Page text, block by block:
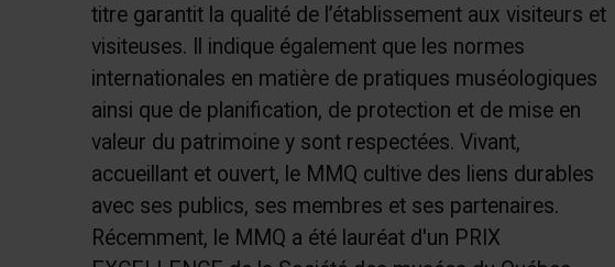
titre garantit la qualité de l’établissement aux visiteurs et
visiteuses. Il indique également que les normes
internationales en matière de pratiques muséologiques
ainsi que de planification, de protection et de mise en
valeur du patrimoine y sont respectées. Vivant,
accueillant et ouvert, le MMQ cultive des liens durables
avec ses publics, ses membres et ses partenaires.
Récemment, le MMQ a été lauréat d'un PRIX